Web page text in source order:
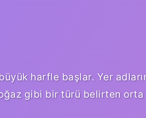
harfle başlar. Yer
gibi bir türü belirten